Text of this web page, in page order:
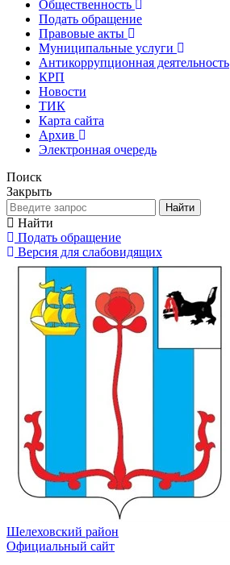
Общественность
Подать обращение
Правовые акты
Муниципальные услуги
Антикоррупционная деятельность
КРП
Новости
ТИК
Карта сайта
Архив
Электронная очередь
Поиск
Закрыть
Найти
Найти
Подать обращение
Версия для слабовидящих
Шелеховский район
Официальный сайт